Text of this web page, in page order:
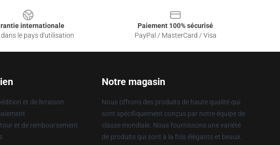
internationale
le pays d'utilisation
Paiement 100% sécurisé
PayPal / MasterCard / Visa
et de livraison
et de remboursement
Notre magasin
Nous offrons des produits de haute qualité qui
sont spécifiquement conçus par notre équipe de
classe mondiale. Nous fournissons une variété
de produits qui sont à la fois élégants et beaux.